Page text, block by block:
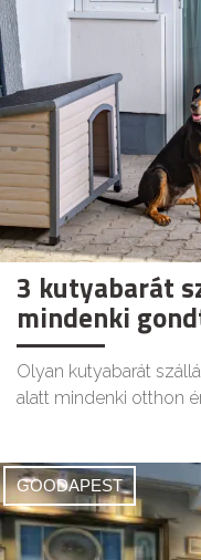
3 kutyabarát
mindenki
Olyan kutyabarát
alatt mindenki otthon
GOODAPEST